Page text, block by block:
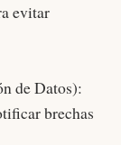
evitar
de Datos):
brechas